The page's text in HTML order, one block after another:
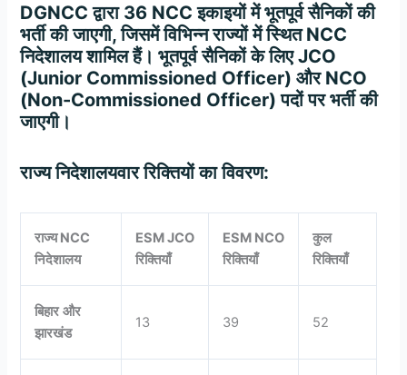
DGNCC द्वारा 36 NCC इकाइयों में भूतपूर्व सैनिकों की
भर्ती की जाएगी, जिसमें विभिन्न राज्यों में स्थित NCC
निदेशालय शामिल हैं। भूतपूर्व सैनिकों के लिए JCO
(Junior Commissioned Officer) और NCO
(Non-Commissioned Officer) पदों पर भर्ती की
जाएगी।
राज्य निदेशालयवार रिक्तियों का विवरण:
राज्यNCC
निदेशालय
ESM JCO
रिक्तियाँ
ESM NCO
रिक्तियाँ
कुल
रिक्तियाँ
बिहार और
झारखंड
13 39 52